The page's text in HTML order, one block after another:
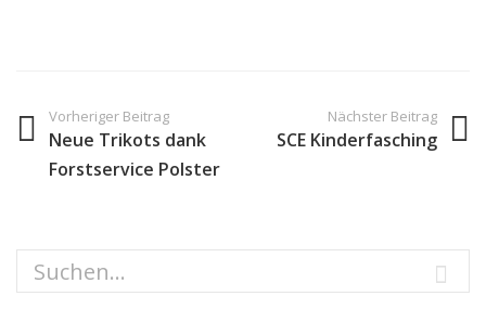
Vorheriger Beitrag
Neue Trikots dank
Forstservice Polster
Nächster Beitrag
SCE Kinderfasching